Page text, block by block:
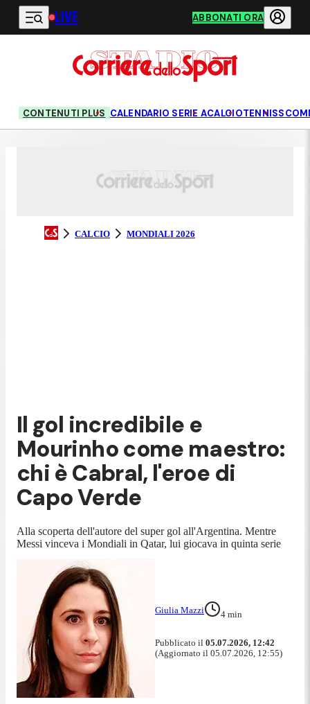
Vai al contenuto principale
LIVE ABBONATI ORA
CONTENUTI PLUS CALENDARIO SERIE ACALCIOTENNIS
CALCIO MONDIALI 2026
Il gol incredibile e
Mourinho come maestro:
chi è Cabral, l'eroe di
Capo Verde
Alla scoperta dell'autore del super gol all'Argentina. Mentre
Messi vinceva i Mondiali in Qatar, lui giocava in quinta serie
Giulia Mazzi 4 min
Pubblicato il 05.07.2026, 12:42
(Aggiornato il 05.07.2026, 12:55)